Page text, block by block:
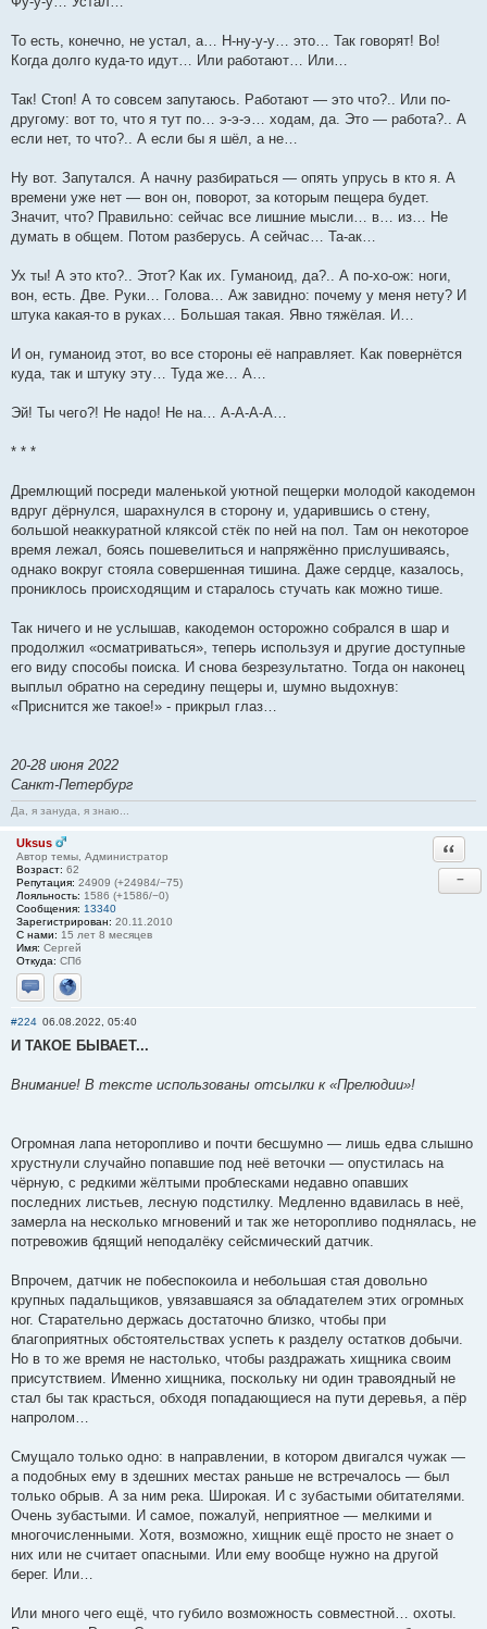
То есть, конечно, не устал, а… Н-ну-у-у… это… Так говорят! Во!
Когда долго куда-то идут… Или работают… Или…
Так! Стоп! А то совсем запутаюсь. Работают — это что?.. Или по-
другому: вот то, что я тут по… э-э-э… ходам, да. Это — работа?.. А
если нет, то что?.. А если бы я шёл, а не…
Ну вот. Запутался. А начну разбираться — опять упрусь в кто я. А
времени уже нет — вон он, поворот, за которым пещера будет.
Значит, что? Правильно: сейчас все лишние мысли… в… из… Не
думать в общем. Потом разберусь. А сейчас… Та-ак…
Ух ты! А это кто?.. Этот? Как их. Гуманоид, да?.. А по-хо-ож: ноги,
вон, есть. Две. Руки… Голова… Аж завидно: почему у меня нету? И
штука какая-то в руках… Большая такая. Явно тяжёлая. И…
И он, гуманоид этот, во все стороны её направляет. Как повернётся
куда, так и штуку эту… Туда же… А…
Эй! Ты чего?! Не надо! Не на… А-А-А-А…
* * *
Дремлющий посреди маленькой уютной пещерки молодой какодемон
вдруг дёрнулся, шарахнулся в сторону и, ударившись о стену,
большой неаккуратной кляксой стёк по ней на пол. Там он некоторое
время лежал, боясь пошевелиться и напряжённо прислушиваясь,
однако вокруг стояла совершенная тишина. Даже сердце, казалось,
прониклось происходящим и старалось стучать как можно тише.
Так ничего и не услышав, какодемон осторожно собрался в шар и
продолжил «осматриваться», теперь используя и другие доступные
его виду способы поиска. И снова безрезультатно. Тогда он наконец
выплыл обратно на середину пещеры и, шумно выдохнув:
«Приснится же такое!» - прикрыл глаз…
20-28 июня 2022
Санкт-Петербург
Да, я зануда, я знаю...
Uksus
Автор темы, Администратор
Возраст: 62
Репутация: 24909 (+24984/−75)
Лояльность: 1586 (+1586/−0)
Сообщения: 13340
Зарегистрирован: 20.11.2010
С нами: 15 лет 8 месяцев
Имя: Сергей
Откуда: СПб
Отправить личное сообщение
Сайт
−
#224 06.08.2022, 05:40
И ТАКОЕ БЫВАЕТ...
Внимание! В тексте использованы отсылки к «Прелюдии»!
Огромная лапа неторопливо и почти бесшумно — лишь едва слышно
хрустнули случайно попавшие под неё веточки — опустилась на
чёрную, с редкими жёлтыми проблесками недавно опавших
последних листьев, лесную подстилку. Медленно вдавилась в неё,
замерла на несколько мгновений и так же неторопливо поднялась, не
потревожив бдящий неподалёку сейсмический датчик.
Впрочем, датчик не побеспокоила и небольшая стая довольно
крупных падальщиков, увязавшаяся за обладателем этих огромных
ног. Старательно держась достаточно близко, чтобы при
благоприятных обстоятельствах успеть к разделу остатков добычи.
Но в то же время не настолько, чтобы раздражать хищника своим
присутствием. Именно хищника, поскольку ни один травоядный не
стал бы так красться, обходя попадающиеся на пути деревья, а пёр
напролом…
Смущало только одно: в направлении, в котором двигался чужак —
а подобных ему в здешних местах раньше не встречалось — был
только обрыв. А за ним река. Широкая. И с зубастыми обитателями.
Очень зубастыми. И самое, пожалуй, неприятное — мелкими и
многочисленными. Хотя, возможно, хищник ещё просто не знает о
них или не считает опасными. Или ему вообще нужно на другой
берег. Или…
Или много чего ещё, что губило возможность совместной… охоты.